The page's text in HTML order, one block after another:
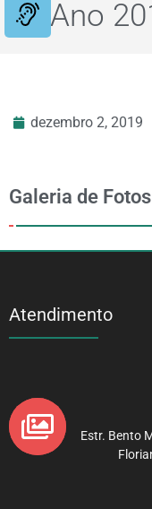
de Ano
dezembro 2, 2019
Galeria de Fotos
Atendimento
Estr. Bento